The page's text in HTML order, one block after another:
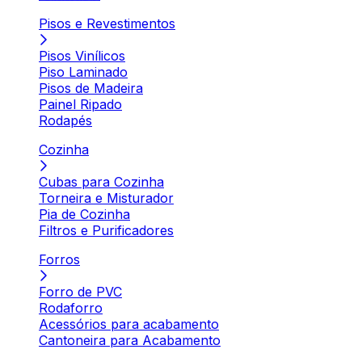
Pisos e Revestimentos
Pisos Vinílicos
Piso Laminado
Pisos de Madeira
Painel Ripado
Rodapés
Cozinha
Cubas para Cozinha
Torneira e Misturador
Pia de Cozinha
Filtros e Purificadores
Forros
Forro de PVC
Rodaforro
Acessórios para acabamento
Cantoneira para Acabamento